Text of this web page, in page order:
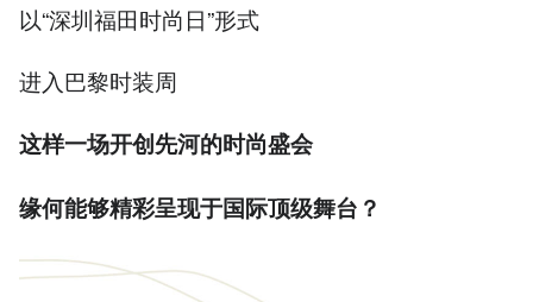
以“深圳福田时尚日”形式
进入巴黎时装周
这样一场开创先河的时尚盛会
缘何能够精彩呈现于国际顶级舞台？